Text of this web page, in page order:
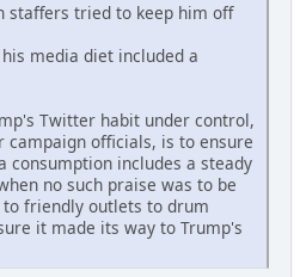
staffers tried to keep him off
media diet included a
Twitter habit under control,
officials, is to ensure
consumption includes a steady
no such praise was to be
friendly outlets to drum
it made its way to Trump's